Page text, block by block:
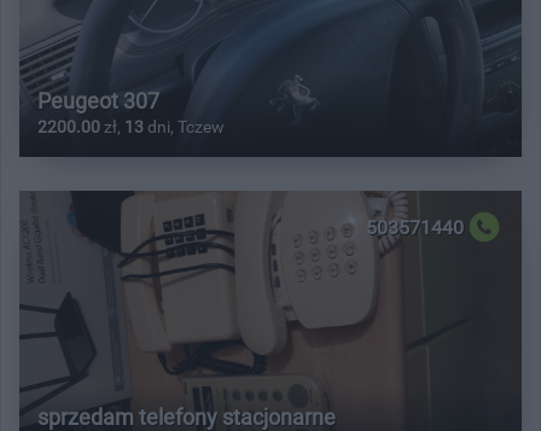
Peugeot 307
2200.00 zł, 13 dni, Tczew
503571440
sprzedam telefony stacjonarne